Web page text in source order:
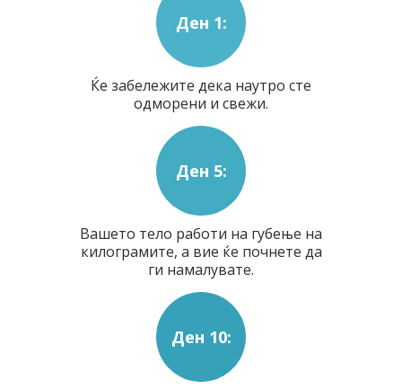
Ден 1:
Ќе забележите дека наутро сте
одморени и свежи.
Ден 5:
Вашето тело работи на губење на
килограмите, а вие ќе почнете да
ги намалувате.
Ден 10: